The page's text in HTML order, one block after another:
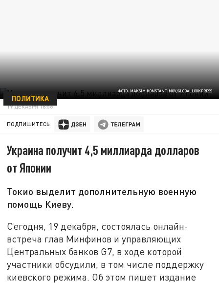
ФОТО: MAKSIM KONSTANTINOV/GLOBALLOOKPRESS
ПОЛИТИКА
19 ДЕКАБРЯ 18:56
ПОДПИШИТЕСЬ:
Украина получит 4,5 миллиарда долларов
от Японии
Токио выделит дополнительную военную
помощь Киеву.
Сегодня, 19 декабря, состоялась онлайн-
встреча глав Минфинов и управляющих
Центральных банков G7, в ходе которой
участники обсудили, в том числе поддержку
киевского режима. Об этом пишет издание